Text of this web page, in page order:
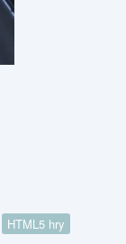
HTML5 hry